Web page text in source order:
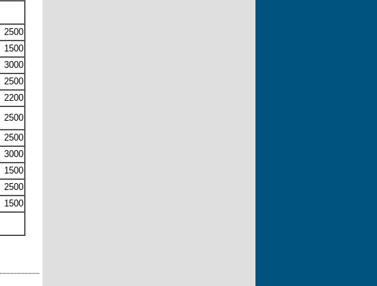
2500
1500
3000
2500
2200
2500
2500
3000
1500
2500
1500